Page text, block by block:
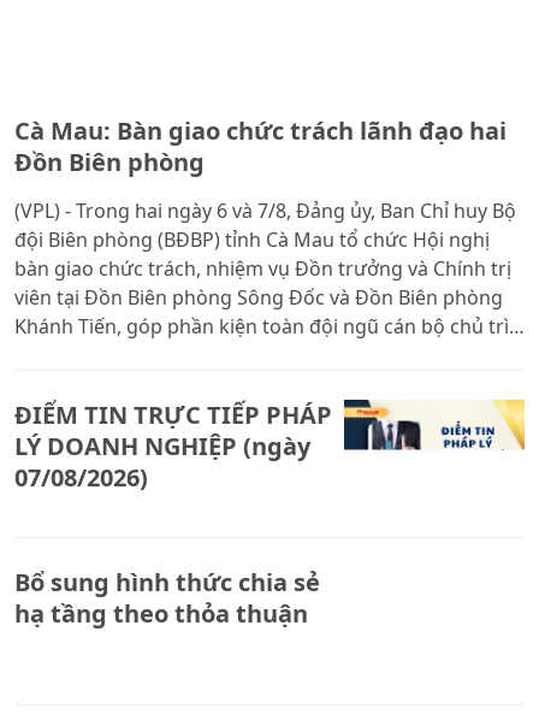
Cà Mau: Bàn giao chức trách lãnh đạo hai
Đồn Biên phòng
(VPL) - Trong hai ngày 6 và 7/8, Đảng ủy, Ban Chỉ huy Bộ
đội Biên phòng (BĐBP) tỉnh Cà Mau tổ chức Hội nghị
bàn giao chức trách, nhiệm vụ Đồn trưởng và Chính trị
viên tại Đồn Biên phòng Sông Đốc và Đồn Biên phòng
Khánh Tiến, góp phần kiện toàn đội ngũ cán bộ chủ trì,
ĐIỂM TIN TRỰC TIẾP PHÁP
LÝ DOANH NGHIỆP (ngày
07/08/2026)
Bổ sung hình thức chia sẻ
hạ tầng theo thỏa thuận